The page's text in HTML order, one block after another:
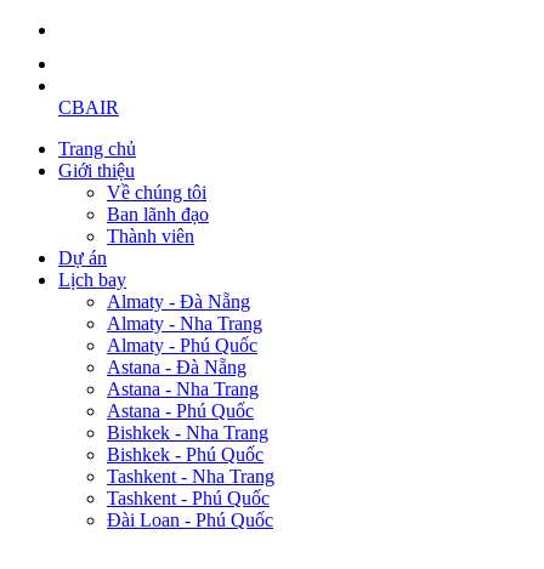
CBAIR
Trang chủ
Giới thiệu
Về chúng tôi
Ban lãnh đạo
Thành viên
Dự án
Lịch bay
Almaty - Đà Nẵng
Almaty - Nha Trang
Almaty - Phú Quốc
Astana - Đà Nẵng
Astana - Nha Trang
Astana - Phú Quốc
Bishkek - Nha Trang
Bishkek - Phú Quốc
Tashkent - Nha Trang
Tashkent - Phú Quốc
Đài Loan - Phú Quốc